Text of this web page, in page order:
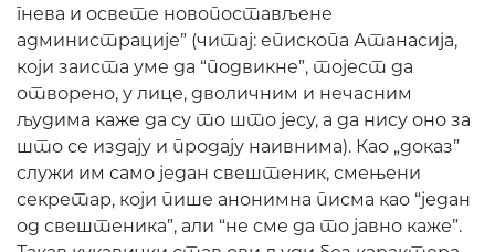
гнева и освете новопостављене
администрације” (читај: епископа Атанасија,
који заиста уме да “подвикне”, тојест да
отворено, у лице, дволичним и нечасним
људима каже да су то што јесу, а да нису оно за
што се издају и продају наивнима). Као „доказ”
служи им само један свештеник, смењени
секретар, који пише анонимна писма као “један
од свештеника”, али “не сме да то јавно каже”.